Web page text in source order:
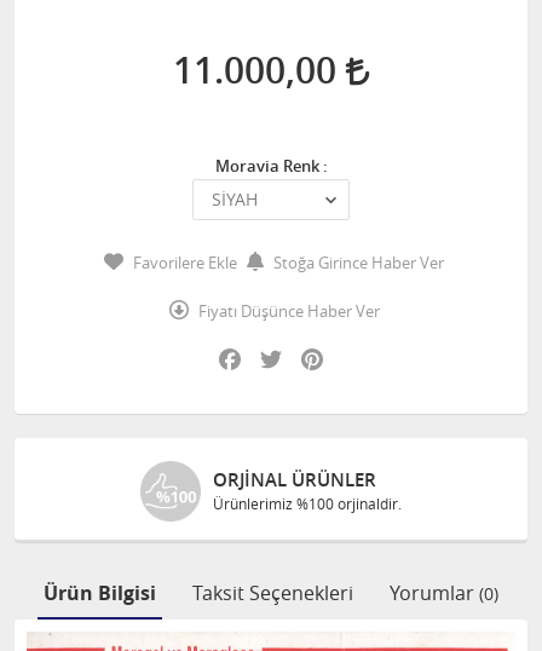
11.000,00
Moravia Renk :
Favorilere Ekle Stoğa Girince Haber Ver
Fiyatı Düşünce Haber Ver
Facebook
Twitter
ÜCRETSIZ KARGO
1000 TL ve üzeri
Ürün Bilgisi Taksit Seçenekleri Yorumlar (0)